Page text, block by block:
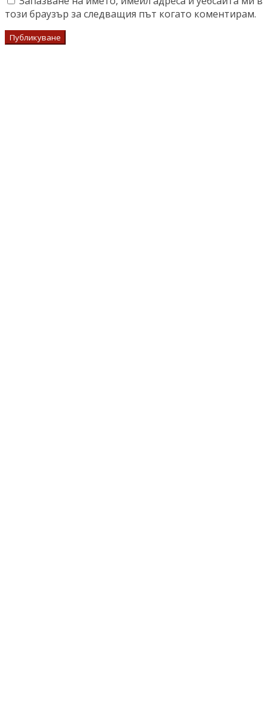
този браузър за следващия път когато коментирам.